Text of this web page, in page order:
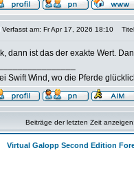
Verfasst am: Fr Apr 17, 2026 18:10
dann ist das der exakte Wert.
Swift Wind, wo die Pferde
Beiträge der letzten Zeit
Virtual Galopp Second Edition